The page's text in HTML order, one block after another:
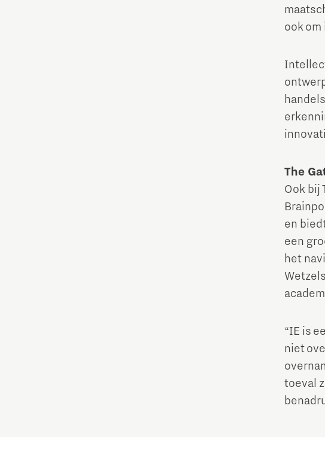
ook
The
Ook bij
en
een
het
“IE is
niet
toeval